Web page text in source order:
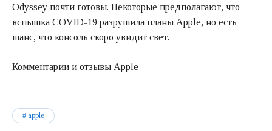
Odyssey почти готовы. Некоторые предполагают, что
вспышка COVID-19 разрушила планы Apple, но есть
шанс, что консоль скоро увидит свет.
Комментарии и отзывы Apple
apple